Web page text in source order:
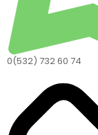
0(532) 732 60 74